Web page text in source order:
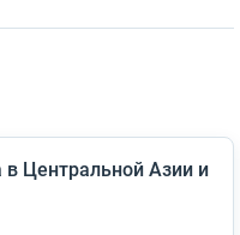
в Центральной Азии и